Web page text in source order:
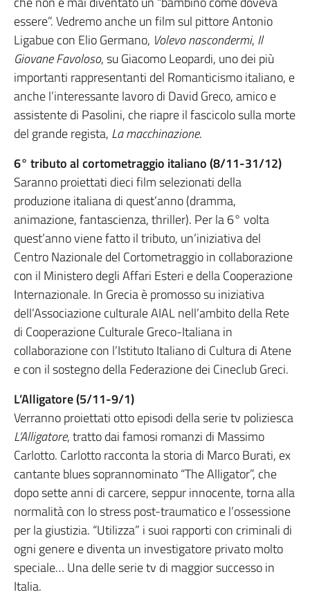
essere”. Vedremo anche un film sul pittore Antonio
Ligabue con Elio Germano, Volevo nascondermi, Il
Giovane Favoloso, su Giacomo Leopardi, uno dei più
importanti rappresentanti del Romanticismo italiano, e
anche l’interessante lavoro di David Greco, amico e
assistente di Pasolini, che riapre il fascicolo sulla morte
del grande regista, La macchinazione.
6° tributo al cortometraggio italiano (8/11-31/12)
Saranno proiettati dieci film selezionati della
produzione italiana di quest’anno (dramma,
animazione, fantascienza, thriller). Per la 6° volta
quest’anno viene fatto il tributo, un’iniziativa del
Centro Nazionale del Cortometraggio in collaborazione
con il Ministero degli Affari Esteri e della Cooperazione
Internazionale. In Grecia è promosso su iniziativa
dell’Associazione culturale AIAL nell’ambito della Rete
di Cooperazione Culturale Greco-Italiana in
collaborazione con l’Istituto Italiano di Cultura di Atene
e con il sostegno della Federazione dei Cineclub Greci.
L’Alligatore (5/11-9/1)
Verranno proiettati otto episodi della serie tv poliziesca
L’Alligatore, tratto dai famosi romanzi di Massimo
Carlotto. Carlotto racconta la storia di Marco Burati, ex
cantante blues soprannominato “The Alligator”, che
dopo sette anni di carcere, seppur innocente, torna alla
normalità con lo stress post-traumatico e l’ossessione
per la giustizia. “Utilizza” i suoi rapporti con criminali di
ogni genere e diventa un investigatore privato molto
speciale… Una delle serie tv di maggior successo in
Italia.